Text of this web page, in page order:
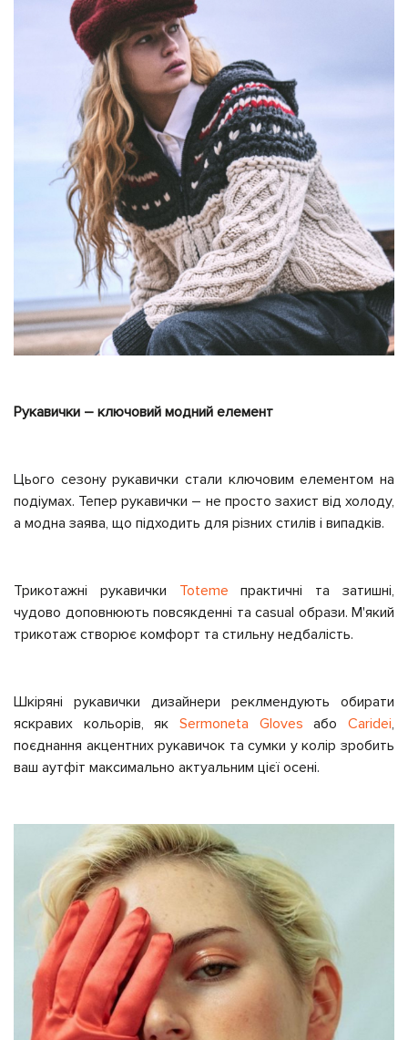
Рукавички – ключовий модний елемент
Цього сезону рукавички стали ключовим елементом на
подіумах. Тепер рукавички – не просто захист від холоду,
а модна заява, що підходить для різних стилів і випадків.
Трикотажні рукавички Toteme практичні та затишні,
чудово доповнюють повсякденні та casual образи. М'який
трикотаж створює комфорт та стильну недбалість.
Шкіряні рукавички дизайнери реклмендують обирати
яскравих кольорів, як Sermoneta Gloves абоCaridei,
поєднання акцентних рукавичок та сумки у колір зробить
ваш аутфіт максимально актуальним цієї осені.